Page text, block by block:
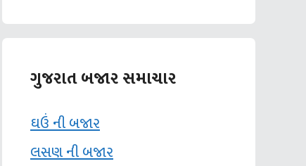
ગુજરાત બજાર સમાચાર
ઘઉં ની બજાર
લસણ ની બજાર